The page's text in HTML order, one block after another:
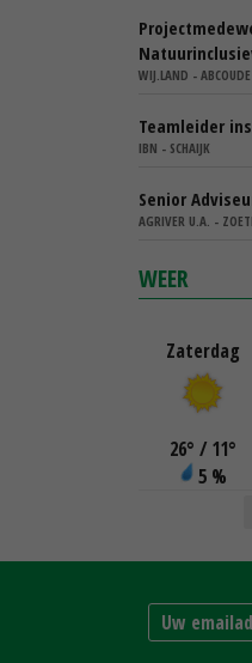
WIJ.LAND - ABCOUDE
Teamleider
IBN - SCHAIJK
Senior
AGRIVER U.A. -
WEER
Zaterdag
26° / 11°
5 %